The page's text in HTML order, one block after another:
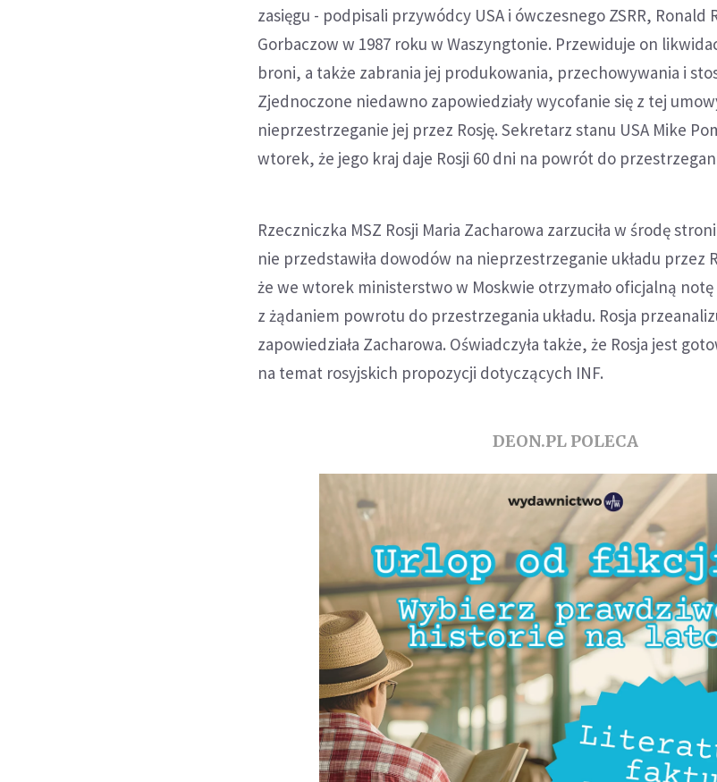
zasięgu - podpisali przywódcy USA i ówczesnego ZSRR, Ronald
Gorbaczow w 1987 roku w Waszyngtonie. Przewiduje on
broni, a także zabrania jej produkowania, przechowywania i
Zjednoczone niedawno zapowiedziały wycofanie się z tej
nieprzestrzeganie jej przez Rosję. Sekretarz stanu USA Mike
wtorek, że jego kraj daje Rosji 60 dni na powrót do
Rzeczniczka MSZ Rosji Maria Zacharowa zarzuciła w środę
nie przedstawiła dowodów na nieprzestrzeganie układu przez
że we wtorek ministerstwo w Moskwie otrzymało oficjalną
z żądaniem powrotu do przestrzegania układu. Rosja
zapowiedziała Zacharowa. Oświadczyła także, że Rosja jest
na temat rosyjskich propozycji dotyczących INF.
DEON.PL POLECA